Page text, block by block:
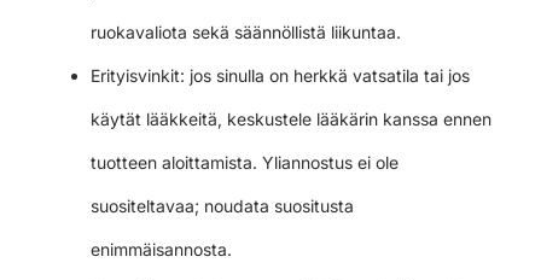
ruokavaliota sekä säännöllistä liikuntaa.
Erityisvinkit: jos sinulla on herkkä vatsatila tai jos
käytät lääkkeitä, keskustele lääkärin kanssa ennen
tuotteen aloittamista. Yliannostus ei ole
suositeltavaa; noudata suositusta
enimmäisannosta.